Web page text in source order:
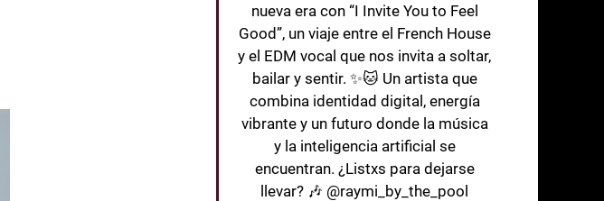
nueva era con “I Invite You to Feel
Good”, un viaje entre el French House
y el EDM vocal que nos invita a soltar,
bailar y sentir. ✨🐱 Un artista que
combina identidad digital, energía
vibrante y un futuro donde la música
y la inteligencia artificial se
encuentran. ¿Listxs para dejarse
llevar? 🎶 @raymi_by_the_pool